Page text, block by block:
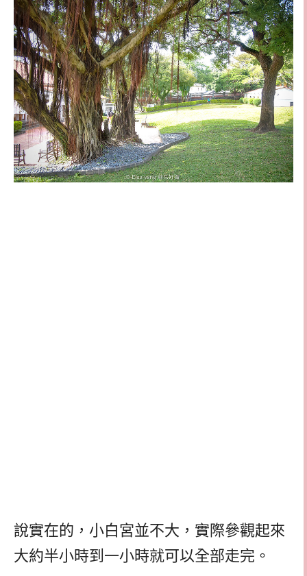
說實在的，小白宮並不大，實際參觀起來
大約半小時到一小時就可以全部走完。